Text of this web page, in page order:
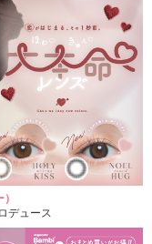
デュース